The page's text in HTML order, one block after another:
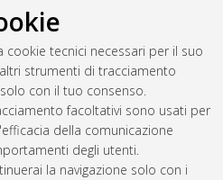
tecnici necessari per il suo
strumenti di tracciamento
con il tuo consenso.
facoltativi sono usati per
della comunicazione
degli utenti.
la navigazione solo con i
documento: